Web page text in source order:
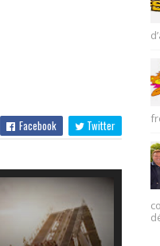
Facebook Twitter